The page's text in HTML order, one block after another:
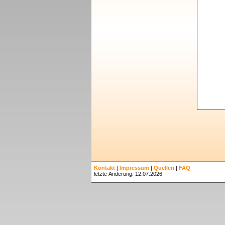
Kontakt | Impressum | Quellen | FAQ
letzte Änderung: 12.07.2026